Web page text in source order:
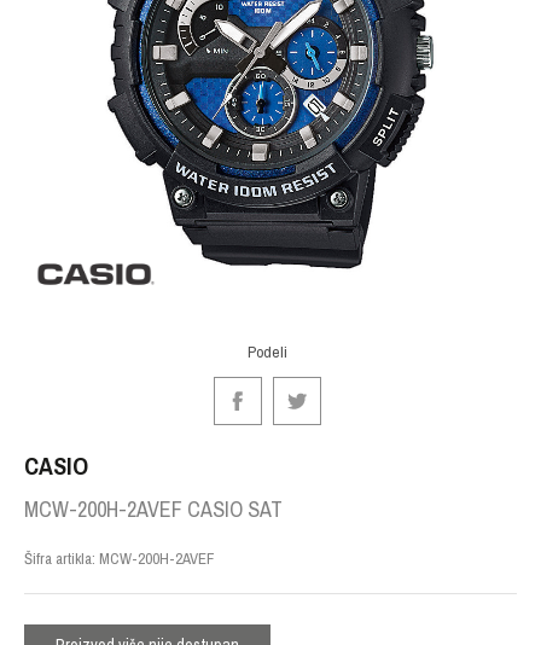
Podeli
CASIO
MCW-200H-2AVEF CASIO SAT
Šifra artikla: MCW-200H-2AVEF